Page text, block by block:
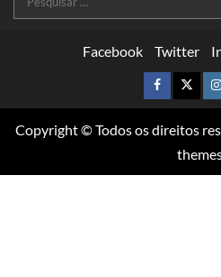
Facebook Twitter
Copyright © Todos os direitos